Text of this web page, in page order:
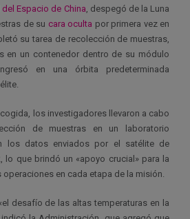
Espacio de China, despegó de la Luna
de su cara oculta por primera vez en
su tarea de recolección de muestras,
en un contenedor dentro de su módulo
en una órbita predeterminada
los investigadores llevaron a cabo
de muestras en un laboratorio
los datos enviados por el satélite de
lo que brindó un «apoyo crucial» para la
en cada etapa de la misión.
desafío de las altas temperaturas en la